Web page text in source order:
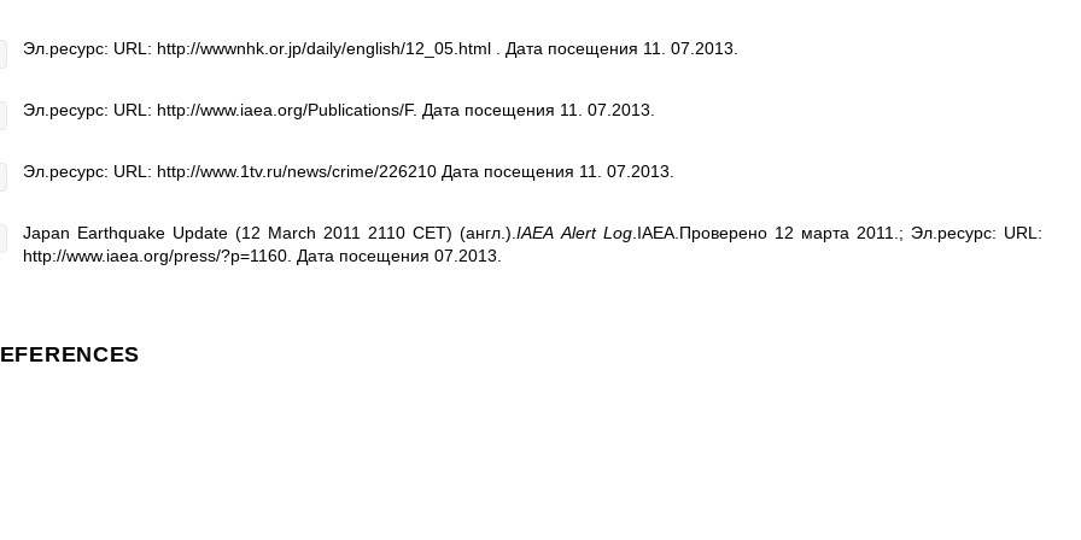
Эл.ресурс: URL: http://wwwnhk.or.jp/daily/english/12_05.html . Дата посещения 11. 07.2013.
Эл.ресурс: URL: http://www.iaea.org/Publications/F. Дата посещения 11. 07.2013.
Эл.ресурс: URL: http://www.1tv.ru/news/crime/226210 Дата посещения 11. 07.2013.
Japan Earthquake Update (12 March 2011 2110 CET) (англ.). IAEA Alert Log .IAEA.Проверено 12 марта 2011.; Эл.ресурс: URL:
http://www.iaea.org/press/?p=1160. Дата посещения 07.2013.